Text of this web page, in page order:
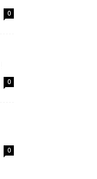
0
0
0